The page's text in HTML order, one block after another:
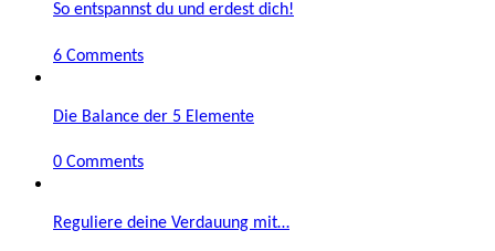
So entspannst du und erdest dich!
6 Comments
Die Balance der 5 Elemente
0 Comments
Reguliere deine Verdauung mit…